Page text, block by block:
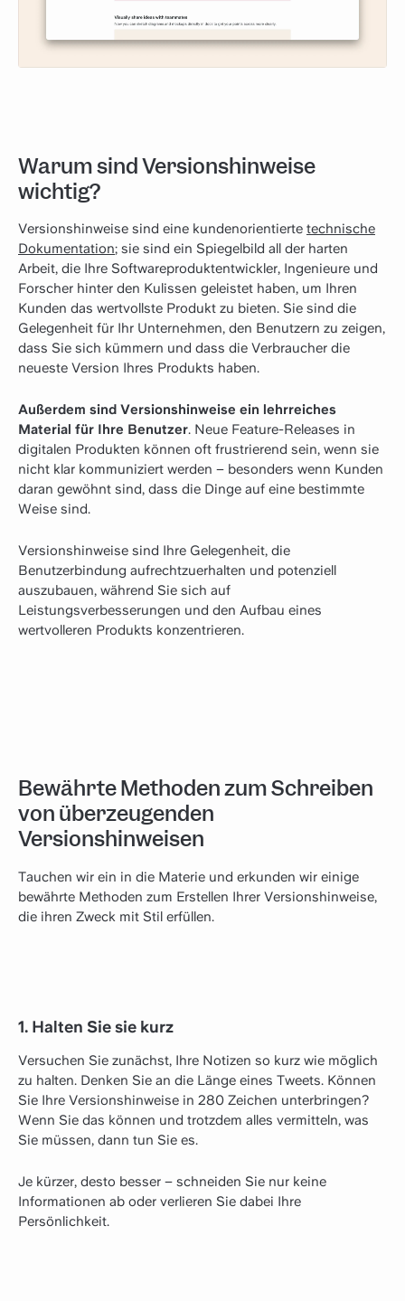
Warum sind Versionshinweise
wichtig?
Versionshinweise sind eine kundenorientierte technische
Dokumentation; sie sind ein Spiegelbild all der harten
Arbeit, die Ihre Softwareproduktentwickler, Ingenieure und
Forscher hinter den Kulissen geleistet haben, um Ihren
Kunden das wertvollste Produkt zu bieten. Sie sind die
Gelegenheit für Ihr Unternehmen, den Benutzern zu zeigen,
dass Sie sich kümmern und dass die Verbraucher die
neueste Version Ihres Produkts haben.
Außerdem sind Versionshinweise ein lehrreiches
Material für Ihre Benutzer. Neue Feature-Releases in
digitalen Produkten können oft frustrierend sein, wenn sie
nicht klar kommuniziert werden – besonders wenn Kunden
daran gewöhnt sind, dass die Dinge auf eine bestimmte
Weise sind.
Versionshinweise sind Ihre Gelegenheit, die
Benutzerbindung aufrechtzuerhalten und potenziell
auszubauen, während Sie sich auf
Leistungsverbesserungen und den Aufbau eines
wertvolleren Produkts konzentrieren.
Bewährte Methoden zum Schreiben
von überzeugenden
Versionshinweisen
Tauchen wir ein in die Materie und erkunden wir einige
bewährte Methoden zum Erstellen Ihrer Versionshinweise,
die ihren Zweck mit Stil erfüllen.
1. Halten Sie sie kurz
Versuchen Sie zunächst, Ihre Notizen so kurz wie möglich
zu halten. Denken Sie an die Länge eines Tweets. Können
Sie Ihre Versionshinweise in 280 Zeichen unterbringen?
Wenn Sie das können und trotzdem alles vermitteln, was
Sie müssen, dann tun Sie es.
Je kürzer, desto besser – schneiden Sie nur keine
Informationen ab oder verlieren Sie dabei Ihre
Persönlichkeit.